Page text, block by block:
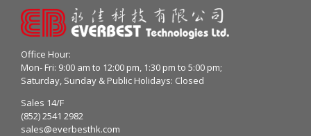
Office Hour:
Mon- Fri: 9:00 am to 12:00 pm, 1:30 pm to 5:00 pm;
Saturday, Sunday & Public Holidays: Closed
Sales 14/F
(852) 2541 2982
sales@everbesthk.com